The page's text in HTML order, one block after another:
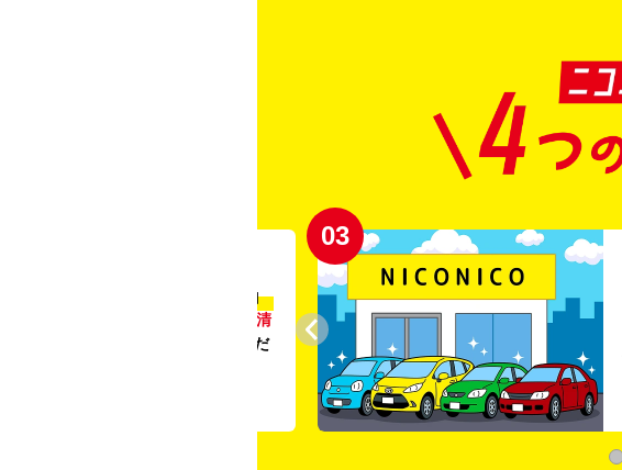
「安心・安全・清潔」
車内外の清
を徹底。安心感と清潔感を感じていただ
03